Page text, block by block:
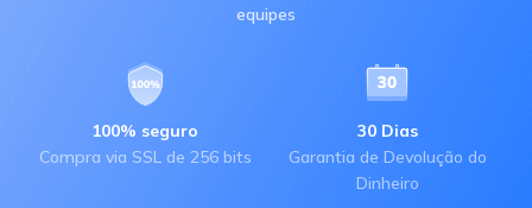
equipes
100% seguro
Compra via SSL de 256 bits
30 Dias
Garantia de Devolução do
Dinheiro